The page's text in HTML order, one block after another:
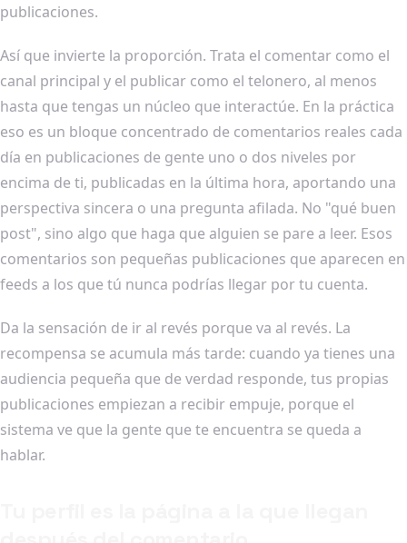
publicaciones.
Así que invierte la proporción. Trata el comentar como el
canal principal y el publicar como el telonero, al menos
hasta que tengas un núcleo que interactúe. En la práctica
eso es un bloque concentrado de comentarios reales cada
día en publicaciones de gente uno o dos niveles por
encima de ti, publicadas en la última hora, aportando una
perspectiva sincera o una pregunta afilada. No "qué buen
post", sino algo que haga que alguien se pare a leer. Esos
comentarios son pequeñas publicaciones que aparecen en
feeds a los que tú nunca podrías llegar por tu cuenta.
Da la sensación de ir al revés porque va al revés. La
recompensa se acumula más tarde: cuando ya tienes una
audiencia pequeña que de verdad responde, tus propias
publicaciones empiezan a recibir empuje, porque el
sistema ve que la gente que te encuentra se queda a
hablar.